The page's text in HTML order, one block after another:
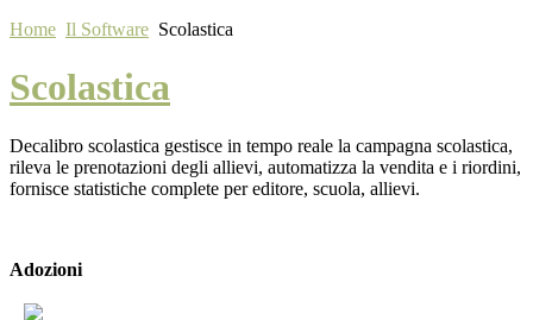
Home Il Software Scolastica
Scolastica
Decalibro scolastica gestisce in tempo reale la campagna scolastica,
rileva le prenotazioni degli allievi, automatizza la vendita e i riordini,
fornisce statistiche complete per editore, scuola, allievi.
Adozioni